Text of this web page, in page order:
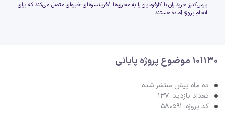
پارس‌کدرز خریداران یا کارفرمایان را به مجری‌ها /فریلنسرهای خبره‌ای متصل می‌کند که برای
انجام پروژه آماده هستند.
101130 موضوع پروژه پایانی
ده ماه پیش منتشر شده
تعداد بازدید: 137
کد پروژه: 580591